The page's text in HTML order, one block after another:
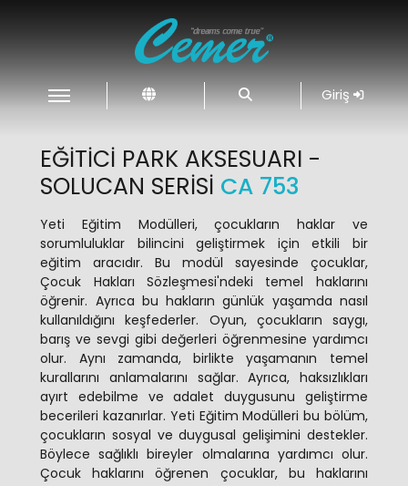
Giriş
EĞITICI PARK AKSESUARI -
SOLUCAN SERISI CA 753
Yeti Eğitim Modülleri, çocukların haklar ve
sorumluluklar bilincini geliştirmek için etkili bir
eğitim aracıdır. Bu modül sayesinde çocuklar,
Çocuk Hakları Sözleşmesi'ndeki temel haklarını
öğrenir. Ayrıca bu hakların günlük yaşamda nasıl
kullanıldığını keşfederler. Oyun, çocukların saygı,
barış ve sevgi gibi değerleri öğrenmesine yardımcı
olur. Aynı zamanda, birlikte yaşamanın temel
kurallarını anlamalarını sağlar. Ayrıca, haksızlıkları
ayırt edebilme ve adalet duygusunu geliştirme
becerileri kazanırlar. Yeti Eğitim Modülleri bu bölüm,
çocukların sosyal ve duygusal gelişimini destekler.
Böylece sağlıklı bireyler olmalarına yardımcı olur.
Çocuk haklarını öğrenen çocuklar, bu haklarını